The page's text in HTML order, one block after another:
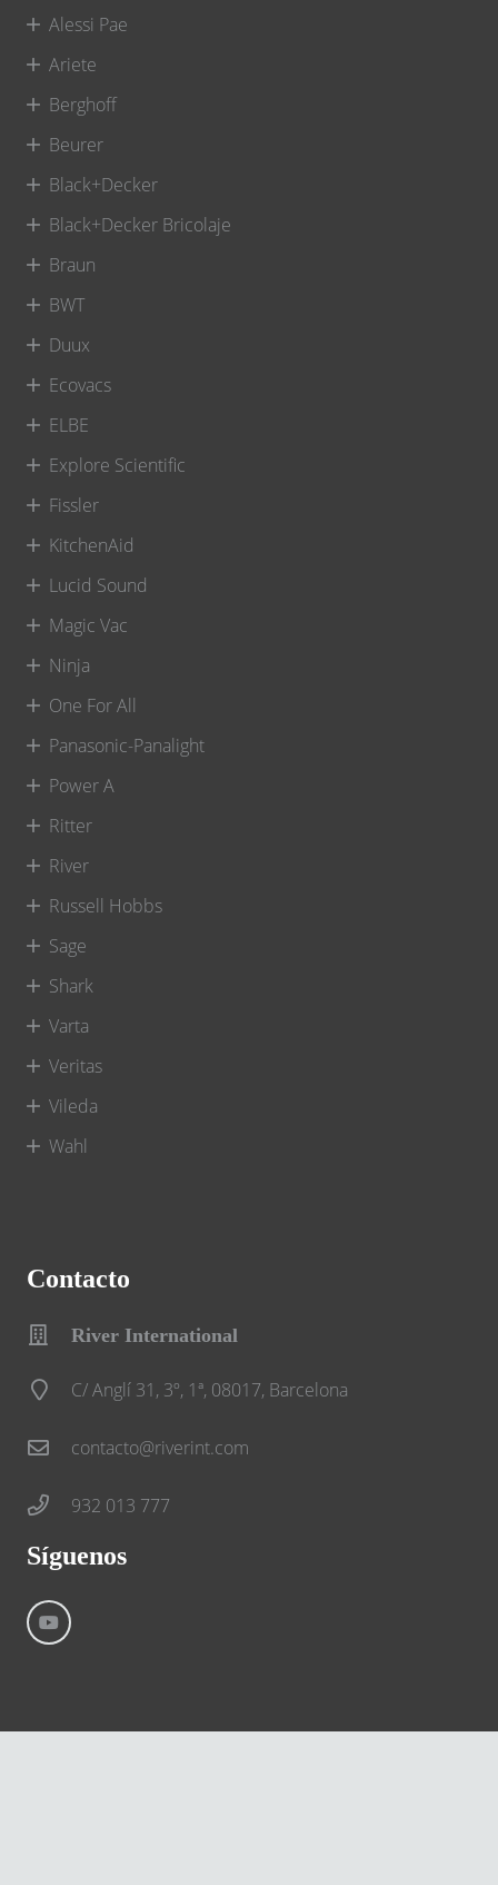
Alessi Pae
Ariete
Berghoff
Beurer
Black+Decker
Black+Decker Bricolaje
Braun
BWT
Duux
Ecovacs
ELBE
Explore Scientific
Fissler
KitchenAid
Lucid Sound
Magic Vac
Ninja
One For All
Panasonic-Panalight
Power A
Ritter
River
Russell Hobbs
Sage
Shark
Varta
Veritas
Vileda
Wahl
Contacto
River International
C/ Anglí 31, 3º, 1ª, 08017, Barcelona
contacto@riverint.com
932 013 777
Síguenos